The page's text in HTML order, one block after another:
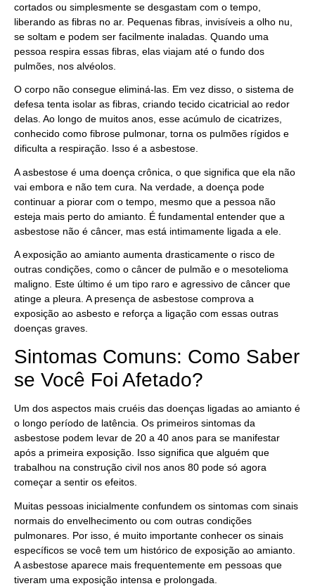
cortados ou simplesmente se desgastam com o tempo,
liberando as fibras no ar. Pequenas fibras, invisíveis a olho nu,
se soltam e podem ser facilmente inaladas. Quando uma
pessoa respira essas fibras, elas viajam até o fundo dos
pulmões, nos alvéolos.
O corpo não consegue eliminá-las. Em vez disso, o sistema de
defesa tenta isolar as fibras, criando tecido cicatricial ao redor
delas. Ao longo de muitos anos, esse acúmulo de cicatrizes,
conhecido como fibrose pulmonar, torna os pulmões rígidos e
dificulta a respiração. Isso é a asbestose.
A asbestose é uma doença crônica, o que significa que ela não
vai embora e não tem cura. Na verdade, a doença pode
continuar a piorar com o tempo, mesmo que a pessoa não
esteja mais perto do amianto. É fundamental entender que a
asbestose não é câncer, mas está intimamente ligada a ele.
A exposição ao amianto aumenta drasticamente o risco de
outras condições, como o câncer de pulmão e o mesotelioma
maligno. Este último é um tipo raro e agressivo de câncer que
atinge a pleura. A presença de asbestose comprova a
exposição ao asbesto e reforça a ligação com essas outras
doenças graves.
Sintomas Comuns: Como Saber
se Você Foi Afetado?
Um dos aspectos mais cruéis das doenças ligadas ao amianto é
o longo período de latência. Os primeiros sintomas da
asbestose podem levar de 20 a 40 anos para se manifestar
após a primeira exposição. Isso significa que alguém que
trabalhou na construção civil nos anos 80 pode só agora
começar a sentir os efeitos.
Muitas pessoas inicialmente confundem os sintomas com sinais
normais do envelhecimento ou com outras condições
pulmonares. Por isso, é muito importante conhecer os sinais
específicos se você tem um histórico de exposição ao amianto.
A asbestose aparece mais frequentemente em pessoas que
tiveram uma exposição intensa e prolongada.